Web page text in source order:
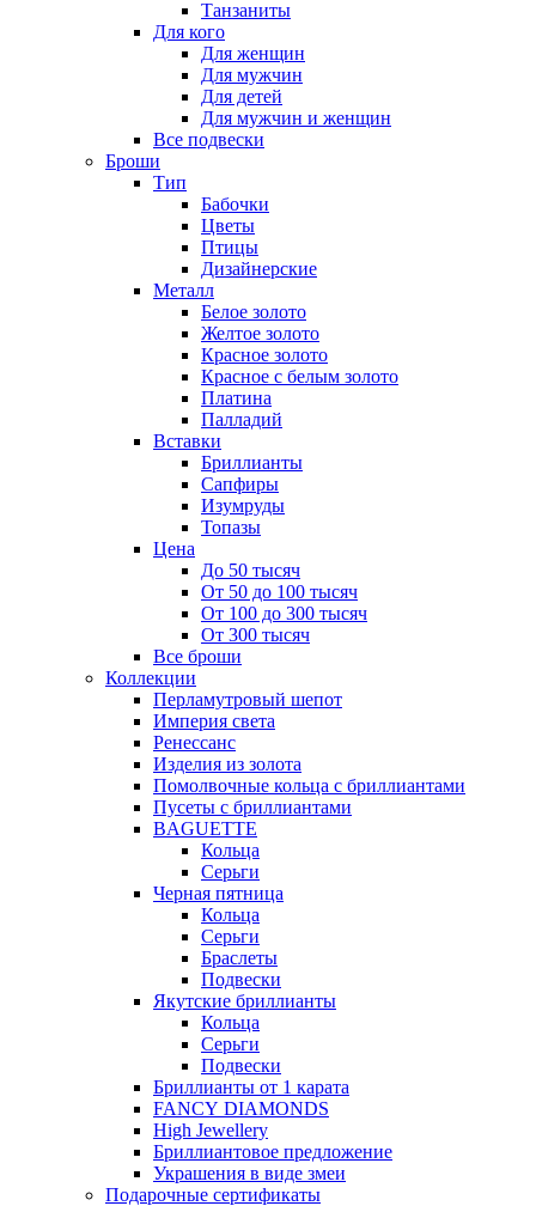
Танзаниты
Для кого
Для женщин
Для мужчин
Для детей
Для мужчин и женщин
Все подвески
Броши
Тип
Бабочки
Цветы
Птицы
Дизайнерские
Металл
Белое золото
Желтое золото
Красное золото
Красное с белым золото
Платина
Палладий
Вставки
Бриллианты
Сапфиры
Изумруды
Топазы
Цена
До 50 тысяч
От 50 до 100 тысяч
От 100 до 300 тысяч
От 300 тысяч
Все броши
Коллекции
Перламутровый шепот
Империя света
Ренессанс
Изделия из золота
Помолвочные кольца с бриллиантами
Пусеты с бриллиантами
BAGUETTE
Кольца
Серьги
Черная пятница
Кольца
Серьги
Браслеты
Подвески
Якутские бриллианты
Кольца
Серьги
Подвески
Бриллианты от 1 карата
FANCY DIAMONDS
High Jewellery
Бриллиантовое предложение
Украшения в виде змеи
Подарочные сертификаты